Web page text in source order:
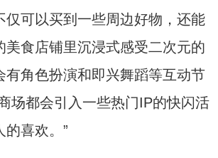
仅可以买到一些周边好物，还能
美食店铺里沉浸式感受二次元的
有角色扮演和即兴舞蹈等互动节
场都会引入一些热门IP的快闪活
的喜欢。”